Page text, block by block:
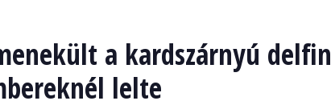
a kardszárnyú delfin
lelte